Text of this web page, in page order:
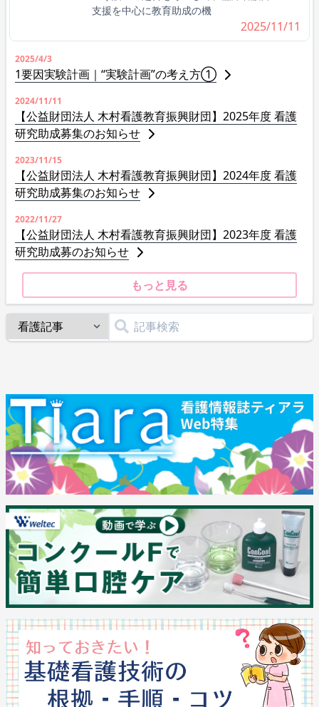
支援を中心に教育助成の機
2025/11/11
2025/4/3
1要因実験計画｜“実験計画”の考え方①
2024/11/11
【公益財団法人 木村看護教育振興財団】2025年度 看護
研究助成募集のお知らせ
2023/11/15
【公益財団法人 木村看護教育振興財団】2024年度 看護
研究助成募集のお知らせ
2022/11/27
【公益財団法人 木村看護教育振興財団】2023年度 看護
研究助成募のお知らせ
もっと見る